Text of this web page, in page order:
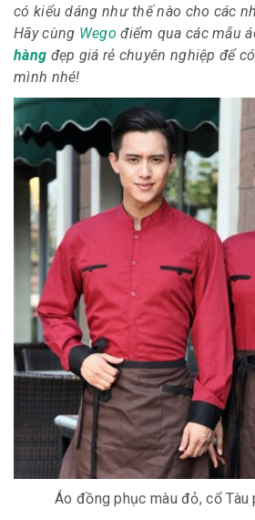
có kiểu dáng như thế nào cho các
Hãy cùng Wego điểm qua các mẫu
hàng đẹp giá rẻ chuyên nghiệp để
mình nhé!
Áo đồng phục màu đỏ, cổ Tàu